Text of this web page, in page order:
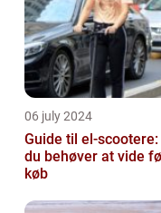
06 july 2024
Guide til el-
du behøver at vide
køb